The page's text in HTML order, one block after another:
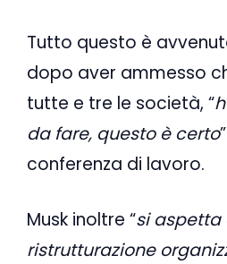
Tutto questo è
dopo aver ammesso
tutte e tre le società, “
da fare, questo è certo
conferenza di lavoro.
Musk inoltre “si aspetta
ristrutturazione